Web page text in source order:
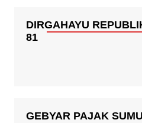
DIRGAHAYU
81
GEBYAR PAJAK